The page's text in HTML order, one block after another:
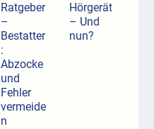
Ratgeber
–
Bestatter
:
Abzocke
und
Fehler
vermeide
n
Hörgerät
– Und
nun?